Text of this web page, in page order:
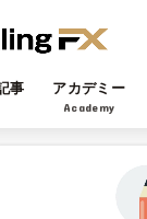
事 アカデミー
Academy